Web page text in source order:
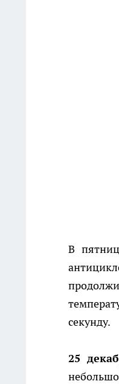
В
секунду.
25